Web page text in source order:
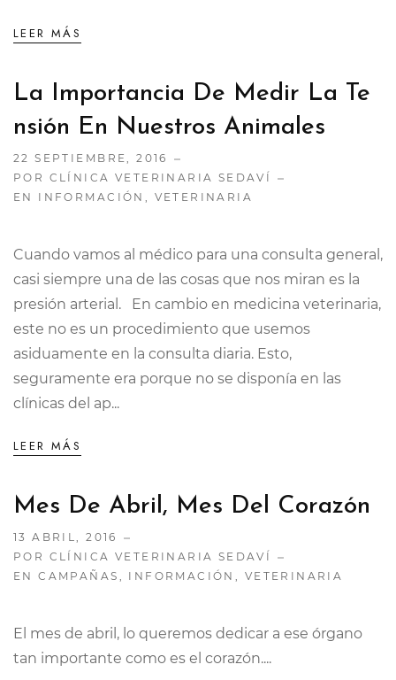
LEER MÁS
La Importancia De Medir La Te
Nsión En Nuestros Animales
22 SEPTIEMBRE, 2016
POR CLÍNICA VETERINARIA SEDAVÍ
EN INFORMACIÓN , VETERINARIA
Cuando vamos al médico para una consulta general,
casi siempre una de las cosas que nos miran es la
presión arterial. En cambio en medicina veterinaria,
este no es un procedimiento que usemos
asiduamente en la consulta diaria. Esto,
seguramente era porque no se disponía en las
clínicas del ap...
LEER MÁS
Mes De Abril, Mes Del Corazón
13 ABRIL, 2016
POR CLÍNICA VETERINARIA SEDAVÍ
ENCAMPAÑAS , INFORMACIÓN , VETERINARIA
El mes de abril, lo queremos dedicar a ese órgano
tan importante como es el corazón....